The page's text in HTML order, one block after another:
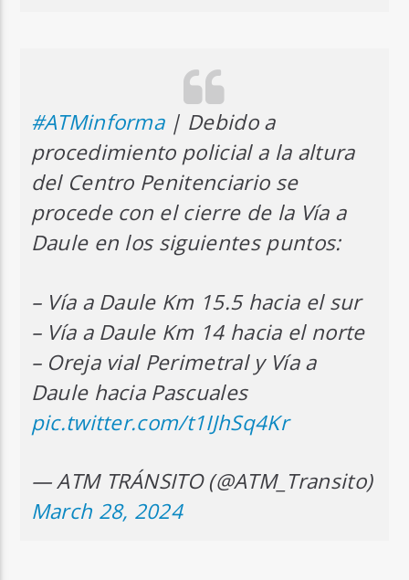
#ATMinforma| Debido a
procedimiento policial a la altura
del Centro Penitenciario se
procede con el cierre de la Vía a
Daule en los siguientes puntos:
– Vía a Daule Km 15.5 hacia el sur
– Vía a Daule Km 14 hacia el norte
– Oreja vial Perimetral y Vía a
Daule hacia Pascuales
pic.twitter.com/t1IJhSq4Kr
— ATM TRÁNSITO (@ATM_Transito)
March 28, 2024